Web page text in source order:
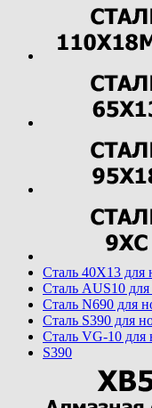
Cталь 40Х13 для
Cталь AUS10
Cталь N690 для
Cталь S390 для
Cталь VG-10 для
S390